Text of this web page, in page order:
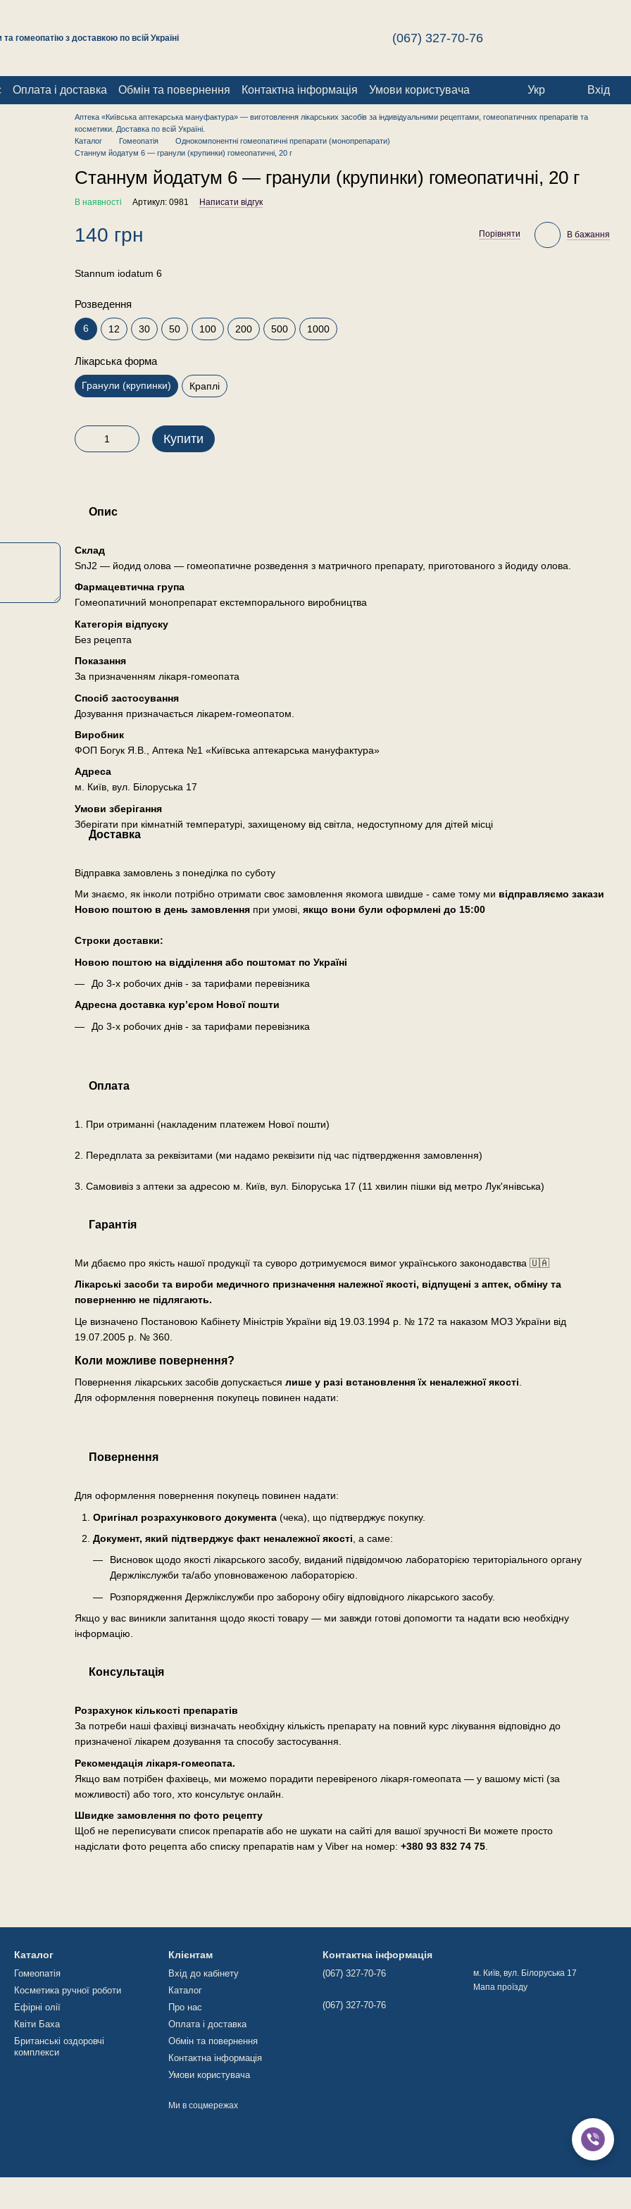
гомеопатію з доставкою по всій Україні (067) 327-70-76
Оплата і доставка Обмін та повернення Контактна інформація Умови користувача Укр Вхід
Аптека «Київська аптекарська мануфактура» — виготовлення лікарських засобів за індивідуальними рецептами, гомеопатичних препаратів та
косметики. Доставка по всій Україні.
Каталог
Гомеопатія
Однокомпонентні гомеопатичні препарати (монопрепарати)
Станнум йодатум 6 — гранули (крупинки) гомеопатичні, 20 г
Станнум йодатум 6 — гранули (крупинки) гомеопатичні, 20 г
В наявності Артикул: 0981 Написати відгук
140 грн Порівняти В бажання
Stannum iodatum 6
Розведення
6 12 30 50 100 200 500 1000
Лікарська форма
Гранули (крупинки) Краплі
Купити
Опис
Склад
SnJ2 — йодид олова — гомеопатичне розведення з матричного препарату, приготованого з йодиду олова.
Фармацевтична група
Гомеопатичний монопрепарат екстемпорального виробництва
Категорія відпуску
Без рецепта
Показання
За призначенням лікаря-гомеопата
Спосіб застосування
Дозування призначається лікарем-гомеопатом.
Виробник
ФОП Богук Я.В., Аптека №1 «Київська аптекарська мануфактура»
Адреса
м. Київ, вул. Білоруська 17
Умови зберігання
Зберігати при кімнатній температурі, захищеному від світла, недоступному для дітей місці
Доставка
Відправка замовлень з понеділка по суботу
Ми знаємо, як інколи потрібно отримати своє замовлення якомога швидше - саме тому ми відправляємо закази
Новою поштою в день замовленняпри умові, якщо вони були оформлені до 15:00
Cтроки доставки:
Новою поштою на відділення або поштомат по Україні
До 3-х робочих днів - за тарифами перевізника
Адресна доставка кур’єром Нової пошти
До 3-х робочих днів - за тарифами перевізника
Оплата
1. При отриманні (накладеним платежем Нової пошти)
2. Передплата за реквізитами (ми надамо реквізити під час підтвердження замовлення)
3. Самовивіз з аптеки за адресою м. Київ, вул. Білоруська 17 (11 хвилин пішки від метро Лук'янівська)
Гарантія
Ми дбаємо про якість нашої продукції та суворо дотримуємося вимог українського законодавства 🇺🇦
Лікарські засоби та вироби медичного призначення належної якості, відпущені з аптек, обміну та
поверненню не підлягають.
Це визначено Постановою Кабінету Міністрів України від 19.03.1994 р. № 172 та наказом МОЗ України від
19.07.2005 р. № 360.
Коли можливе повернення?
Повернення лікарських засобів допускається лише у разі встановлення їх неналежної якості
Для оформлення повернення покупець повинен надати:
Повернення
Для оформлення повернення покупець повинен надати:
Оригінал розрахункового документа(чека), що підтверджує покупку.
Документ, який підтверджує факт неналежної якості , а саме:
Висновок щодо якості лікарського засобу, виданий підвідомчою лабораторією територіального органу
Держлікслужби та/або уповноваженою лабораторією.
Розпорядження Держлікслужби про заборону обігу відповідного лікарського засобу.
Якщо у вас виникли запитання щодо якості товару — ми завжди готові допомогти та надати всю необхідну
інформацію.
Консультація
Розрахунок кількості препаратів
За потреби наші фахівці визначать необхідну кількість препарату на повний курс лікування відповідно до
призначеної лікарем дозування та способу застосування.
Рекомендація лікаря-гомеопата.
Якщо вам потрібен фахівець, ми можемо порадити перевіреного лікаря-гомеопата — у вашому місті (за
можливості) або того, хто консультує онлайн.
Швидке замовлення по фото рецепту
Щоб не переписувати список препаратів або не шукати на сайті для вашої зручності Ви можете просто
надіслати фото рецепта або списку препаратів нам у Viber на номер: +380 93 832 74 75.
Каталог
Гомеопатія
Косметика ручної роботи
Ефірні олії
Квіти Баха
Британські оздоровчі
комплекси
Клієнтам
Вхід до кабінету
Каталог
Про нас
Оплата і доставка
Обмін та повернення
Контактна інформація
Умови користувача
Ми в соцмережах
Контактна інформація
(067) 327-70-76
(067) 327-70-76
м. Київ, вул. Білоруська 17
Мапа проїзду